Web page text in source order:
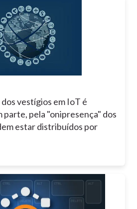
vestígios em IoT é
parte, pela "onipresença" dos
estar distribuídos por